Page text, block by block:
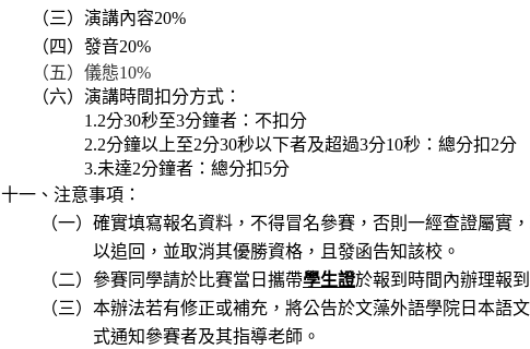
（三）演講內容20%
（四）發音20%
（五）儀態10%
（六）演講時間扣分方式：
1.2分30秒至3分鐘者：不扣分
2.2分鐘以上至2分30秒以下者及超過3分10秒：總分扣2分
3.未達2分鐘者：總分扣5分
十一、注意事項：
（一）確實填寫報名資料，不得冒名參賽，否則一經查證屬實，
以追回，並取消其優勝資格，且發函告知該校。
（二）參賽同學請於比賽當日攜帶學生證於報到時間內辦理報到
（三） 本辦法若有修正或補充，將公告於文藻外語學院日本語
式通知參賽者及其指導老師。